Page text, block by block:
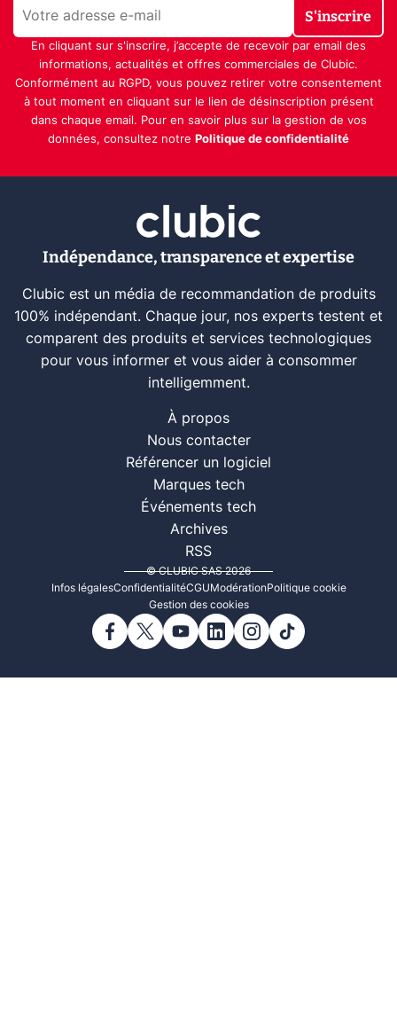
S'inscrire
En cliquant sur s'inscrire, j’accepte de recevoir par email des
informations, actualités et offres commerciales de Clubic.
Conformément au RGPD, vous pouvez retirer votre consentement
à tout moment en cliquant sur le lien de désinscription présent
dans chaque email. Pour en savoir plus sur la gestion de vos
données, consultez notre Politique de confidentialité
Indépendance, transparence et expertise
Clubic est un média de recommandation de produits
100% indépendant. Chaque jour, nos experts testent et
comparent des produits et services technologiques
pour vous informer et vous aider à consommer
intelligemment.
À propos
Nous contacter
Référencer un logiciel
Marques tech
Événements tech
Archives
RSS
© CLUBIC SAS 2026
Infos légalesConfidentialitéCGUModérationPolitique cookie
Gestion des cookies